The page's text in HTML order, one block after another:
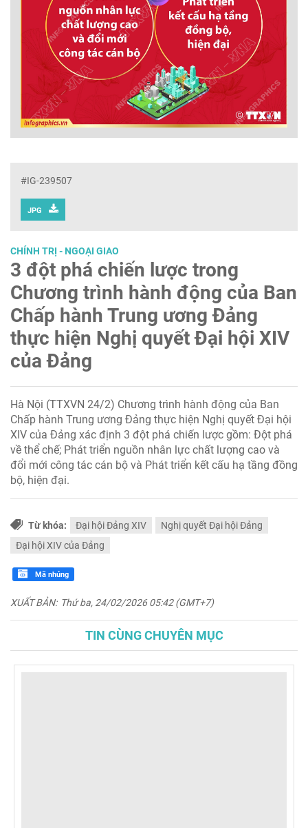
#IG-239507
JPG
CHÍNH TRỊ - NGOẠI GIAO
3 đột phá chiến lược trong
Chương trình hành động của Ban
Chấp hành Trung ương Đảng
thực hiện Nghị quyết Đại hội XIV
của Đảng
Hà Nội (TTXVN 24/2) Chương trình hành động của Ban
Chấp hành Trung ương Đảng thực hiện Nghị quyết Đại hội
XIV của Đảng xác định 3 đột phá chiến lược gồm: Đột phá
về thể chế; Phát triển nguồn nhân lực chất lượng cao và
đổi mới công tác cán bộ và Phát triển kết cấu hạ tầng đồng
bộ, hiện đại.
Từ khóa: Đại hội Đảng XIV
Nghị quyết Đại hội Đảng
Đại hội XIV của Đảng
Mã nhúng
XUẤT BẢN: Thứ ba, 24/02/2026 05:42 (GMT+7)
TIN CÙNG CHUYÊN MỤC